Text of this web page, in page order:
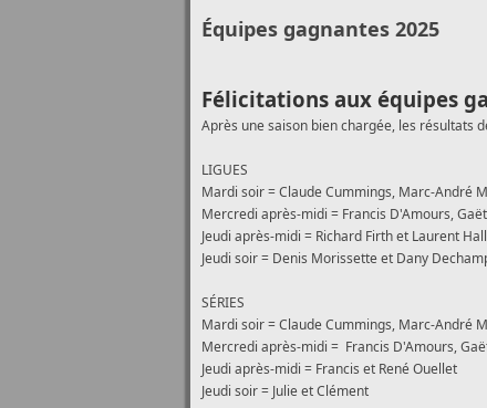
Équipes gagnantes 2025
Félicitations aux équipes
Après une saison bien chargée, les résultats
LIGUES
Mardi soir = Claude Cummings, Marc-André
Mercredi après-midi = Francis D'Amours,
Jeudi après-midi = Richard Firth et Laurent
Jeudi soir = Denis Morissette et Dany
SÉRIES
Mardi soir =Claude Cummings, Marc-André
Mercredi après-midi = Francis D'Amours,
Jeudi après-midi = Francis et René Ouellet
Jeudi soir = Julie et Clément